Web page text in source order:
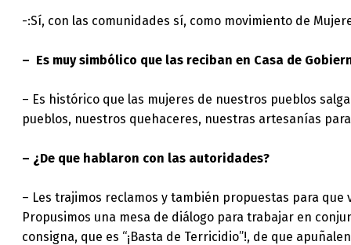
-:Sí, con las comunidades sí, como movimiento de
– Es muy simbólico que las reciban en Casa de
– Es histórico que las mujeres de nuestros pueblos
pueblos, nuestros quehaceres, nuestras artesanías
– ¿De que hablaron con las autoridades?
– Les trajimos reclamos y también propuestas para
Propusimos una mesa de diálogo para trabajar en
consigna, que es “¡Basta de Terricidio”!, de que